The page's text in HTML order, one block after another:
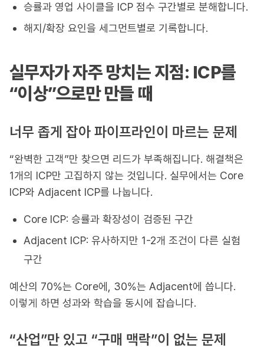
승률과 영업 사이클을 ICP 점수 구간별로 분해합니다.
해지/확장 요인을 세그먼트별로 기록합니다.
실무자가 자주 망치는 지점: ICP를
“이상”으로만 만들 때
너무 좁게 잡아 파이프라인이 마르는 문제
“완벽한 고객”만 찾으면 리드가 부족해집니다. 해결책은
1개의 ICP만 고집하지 않는 것입니다. 실무에서는 Core
ICP와 Adjacent ICP를 나눕니다.
Core ICP: 승률과 확장성이 검증된 구간
Adjacent ICP: 유사하지만 1-2개 조건이 다른 실험
구간
예산의 70%는 Core에, 30%는 Adjacent에 씁니다.
이렇게 하면 성과와 학습을 동시에 잡습니다.
“산업”만 있고 “구매 맥락”이 없는 문제